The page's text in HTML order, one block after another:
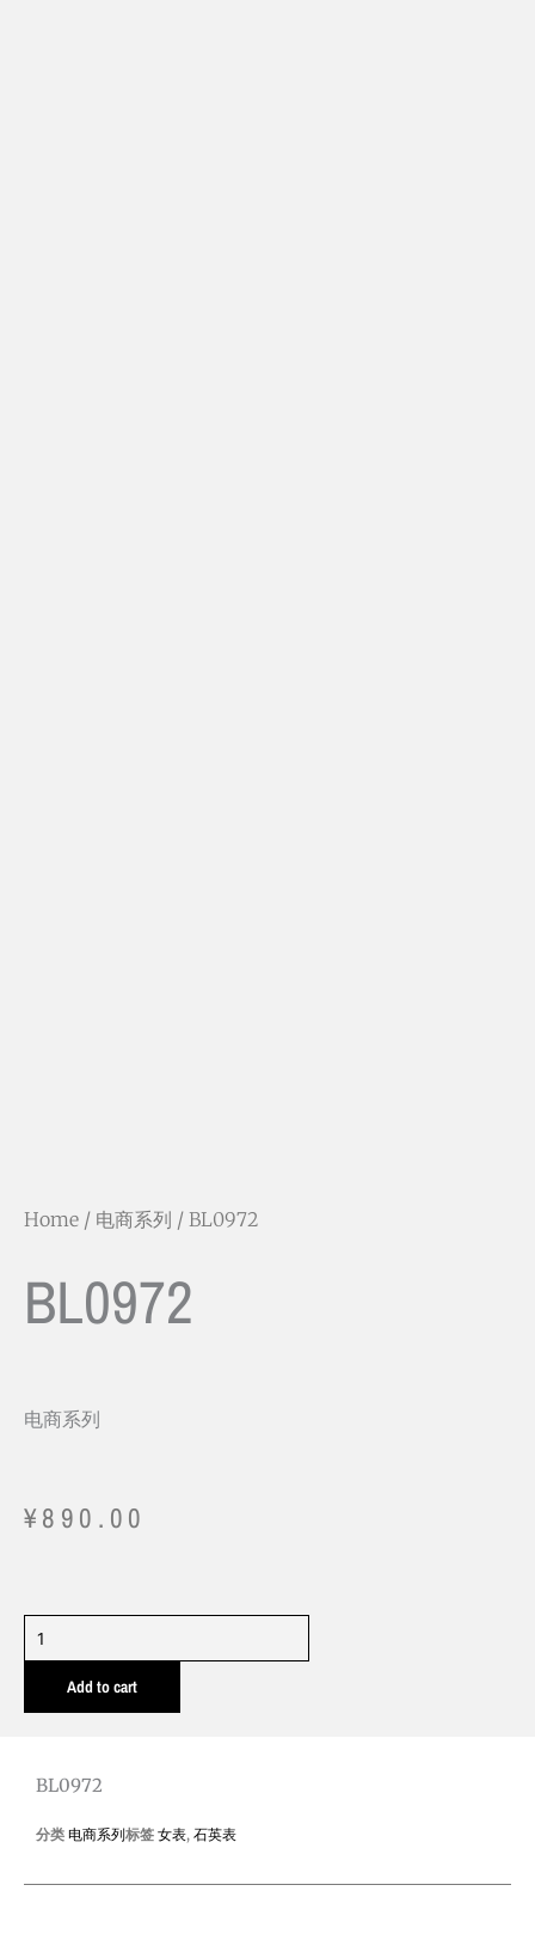
Home / 电商系列 / BL0972
BL0972
电商系列
¥890.00
BL0972
quantity
Add to cart
BL0972
分类 电商系列标签 女表, 石英表